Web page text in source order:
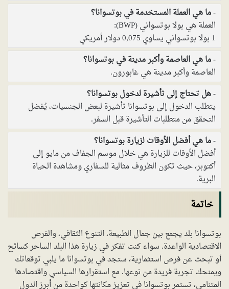
ما هي العملة المستخدمة في بوتسوانا؟
العملة هي بولا بوتسواني (BWP):
1 بولا بوتسواني يساوي 0,075 دولار أمريكي
ما هي العاصمة وأكبر مدينة في بوتسوانا؟
العاصمة وأكبر مدينة هي غابورون.
هل تحتاج إلى تأشيرة لدخول بوتسوانا؟
يتطلب الدخول إلى بوتسوانا تأشيرة لبعض الجنسيات، يُفضل
التحقق من متطلبات التأشيرة قبل السفر.
ما هي أفضل الأوقات لزيارة بوتسوانا؟
أفضل الأوقات للزيارة هي خلال موسم الجفاف من مايو إلى
أكتوبر، حيث تكون الظروف مثالية للسفاري ومشاهدة الحياة
البرية.
خاتمة
بوتسوانا بلد يجمع بين جمال الطبيعة، التنوع الثقافي، والفرص
الاقتصادية الواعدة. سواء كنت تفكر في زيارة هذا البلد الساحر كسائح
أو تبحث عن فرص استثمارية، ستجد في بوتسوانا ما يلبي توقعاتك
ويمنحك تجربة فريدة من نوعها. مع استقرارها السياسي واقتصادها
المتنامي، تستمر بوتسوانا في تعزيز مكانتها كواحدة من أبرز الدول